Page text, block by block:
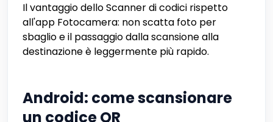
Il vantaggio dello Scanner di codici rispetto
all'app Fotocamera: non scatta foto per
sbaglio e il passaggio dalla scansione alla
destinazione è leggermente più rapido.
Android: come scansionare
un codice QR